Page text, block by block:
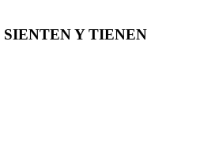
Y TIENEN